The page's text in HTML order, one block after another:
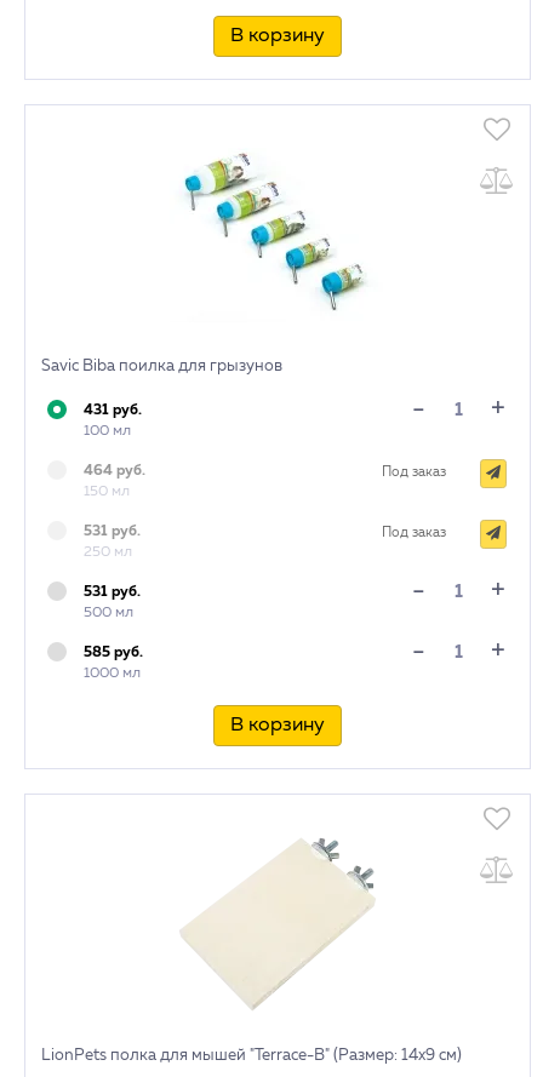
В корзину
Savic Biba поилка для грызунов
431 руб.
100 мл
- +
464 руб.
150 мл
Под заказ
531 руб.
250 мл
Под заказ
531 руб.
500 мл
- +
585 руб.
1000 мл
- +
В корзину
LionPets полка для мышей "Terrace-B" (Размер: 14х9 см)